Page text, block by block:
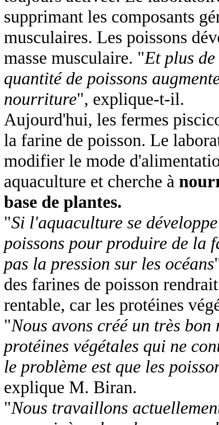
supprimant les composants
musculaires. Les poissons
masse musculaire. "Et plus
quantité de poissons
nourriture", explique-t-il.
Aujourd'hui, les fermes
la farine de poisson. Le
modifier le mode
aquaculture et cherche à
base de plantes.
"Si l'aquaculture se
poissons pour produire de la
pas la pression sur les océans
des farines de poisson
rentable, car les protéines
"Nous avons créé un très
protéines végétales qui ne
le problème est que les
explique M. Biran.
"Nous travaillons